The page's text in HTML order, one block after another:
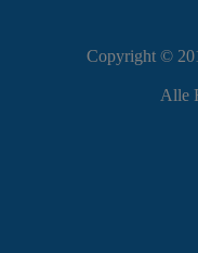
Copyright ©
Alle